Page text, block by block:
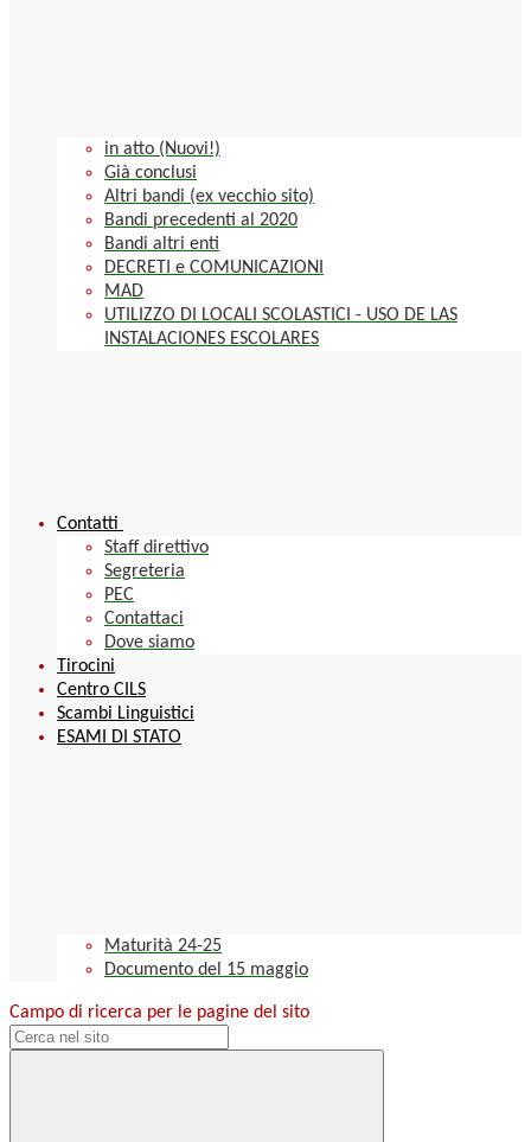
in atto (Nuovi!)
Già conclusi
Altri bandi (ex vecchio sito)
Bandi precedenti al 2020
Bandi altri enti
DECRETI e COMUNICAZIONI
MAD
UTILIZZO DI LOCALI SCOLASTICI - USO DE LAS
INSTALACIONES ESCOLARES
Contatti
Staff direttivo
Segreteria
PEC
Contattaci
Dove siamo
Tirocini
Centro CILS
Scambi Linguistici
ESAMI DI STATO
Maturità 24-25
Documento del 15 maggio
Campo di ricerca per le pagine del sito